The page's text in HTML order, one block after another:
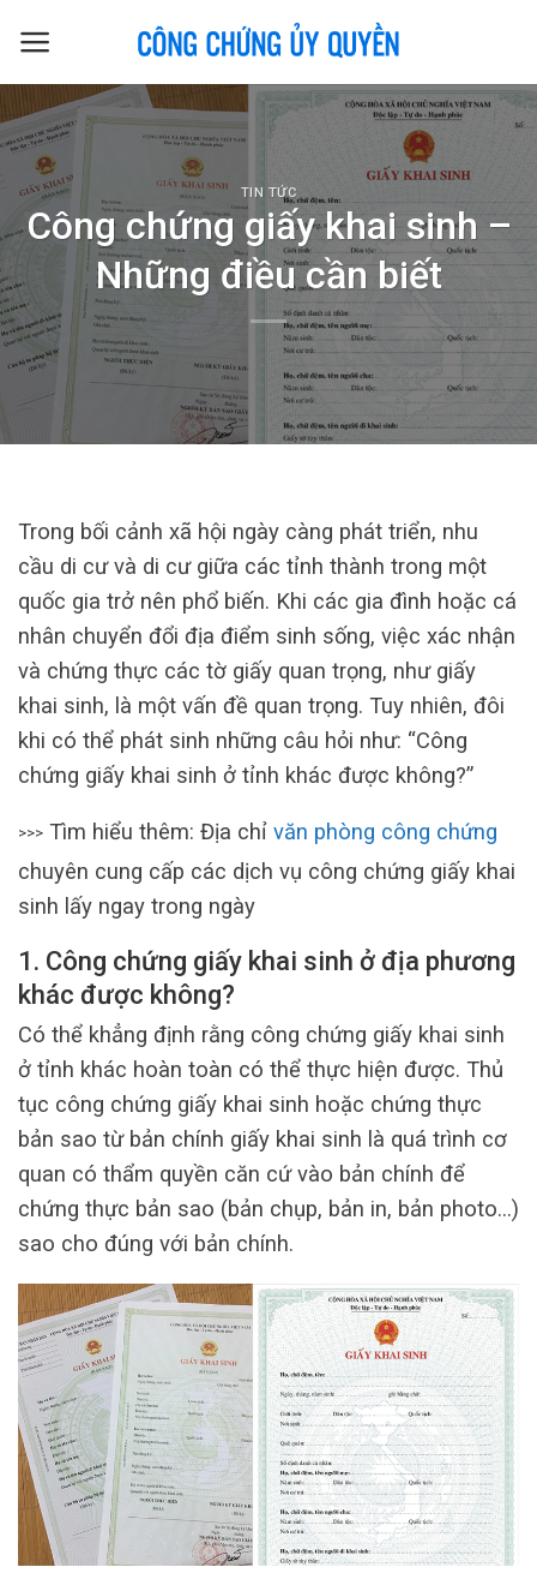
TIN TỨC
Công chứng giấy khai sinh –
Những điều cần biết
Trong bối cảnh xã hội ngày càng phát triển, nhu
cầu di cư và di cư giữa các tỉnh thành trong một
quốc gia trở nên phổ biến. Khi các gia đình hoặc cá
nhân chuyển đổi địa điểm sinh sống, việc xác nhận
và chứng thực các tờ giấy quan trọng, như giấy
khai sinh, là một vấn đề quan trọng. Tuy nhiên, đôi
khi có thể phát sinh những câu hỏi như: “Công
chứng giấy khai sinh ở tỉnh khác được không?”
>>> Tìm hiểu thêm: Địa chỉ văn phòng công chứng
chuyên cung cấp các dịch vụ công chứng giấy khai
sinh lấy ngay trong ngày
1. Công chứng giấy khai sinh ở địa phương
khác được không?
Có thể khẳng định rằng công chứng giấy khai sinh
ở tỉnh khác hoàn toàn có thể thực hiện được. Thủ
tục công chứng giấy khai sinh hoặc chứng thực
bản sao từ bản chính giấy khai sinh là quá trình cơ
quan có thẩm quyền căn cứ vào bản chính để
chứng thực bản sao (bản chụp, bản in, bản photo…)
sao cho đúng với bản chính.